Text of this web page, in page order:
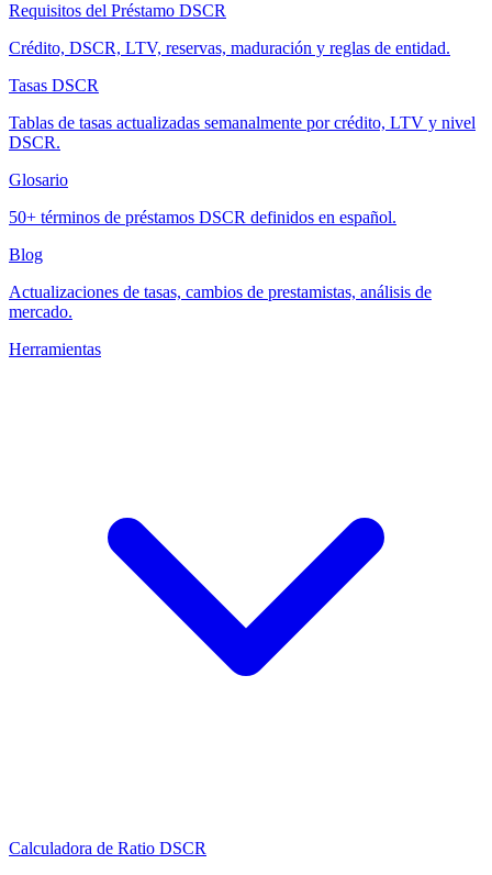
Requisitos del Préstamo DSCR
Crédito, DSCR, LTV, reservas, maduración y reglas de entidad.
Tasas DSCR
Tablas de tasas actualizadas semanalmente por crédito, LTV y nivel
DSCR.
Glosario
50+ términos de préstamos DSCR definidos en español.
Blog
Actualizaciones de tasas, cambios de prestamistas, análisis de
mercado.
Herramientas
Calculadora de Ratio DSCR